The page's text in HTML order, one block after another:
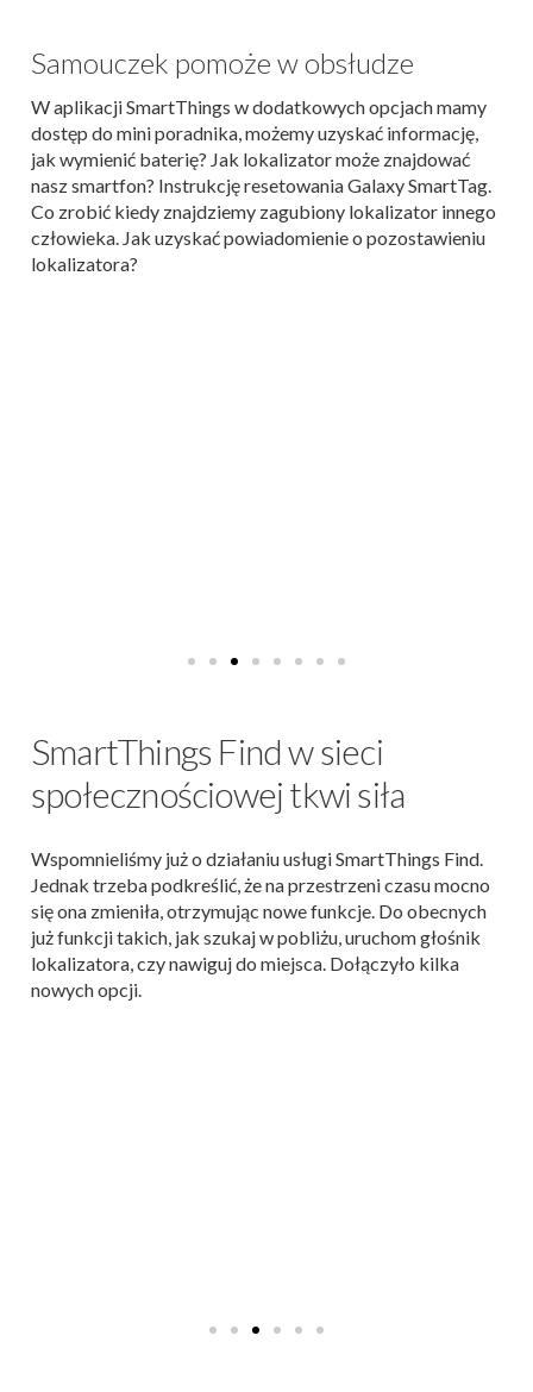
Samouczek pomoże w obsłudze
W aplikacji SmartThings w dodatkowych opcjach mamy
dostęp do mini poradnika, możemy uzyskać informację,
jak wymienić baterię? Jak lokalizator może znajdować
nasz smartfon? Instrukcję resetowania Galaxy SmartTag.
Co zrobić kiedy znajdziemy zagubiony lokalizator innego
człowieka. Jak uzyskać powiadomienie o pozostawieniu
lokalizatora?
SmartThings Find w sieci
społecznościowej tkwi siła
Wspomnieliśmy już o działaniu usługi SmartThings Find.
Jednak trzeba podkreślić, że na przestrzeni czasu mocno
się ona zmieniła, otrzymując nowe funkcje. Do obecnych
już funkcji takich, jak szukaj w pobliżu, uruchom głośnik
lokalizatora, czy nawiguj do miejsca. Dołączyło kilka
nowych opcji.